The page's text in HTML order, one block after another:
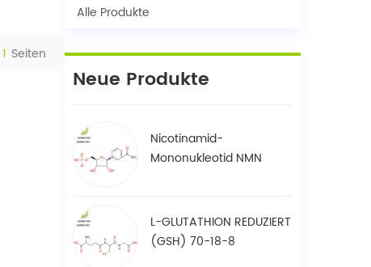
Alle Produkte
Neue Produkte
Nicotinamid-
Mononukleotid NMN
L-GLUTATHION REDUZIERT
(GSH) 70-18-8
1 Seiten